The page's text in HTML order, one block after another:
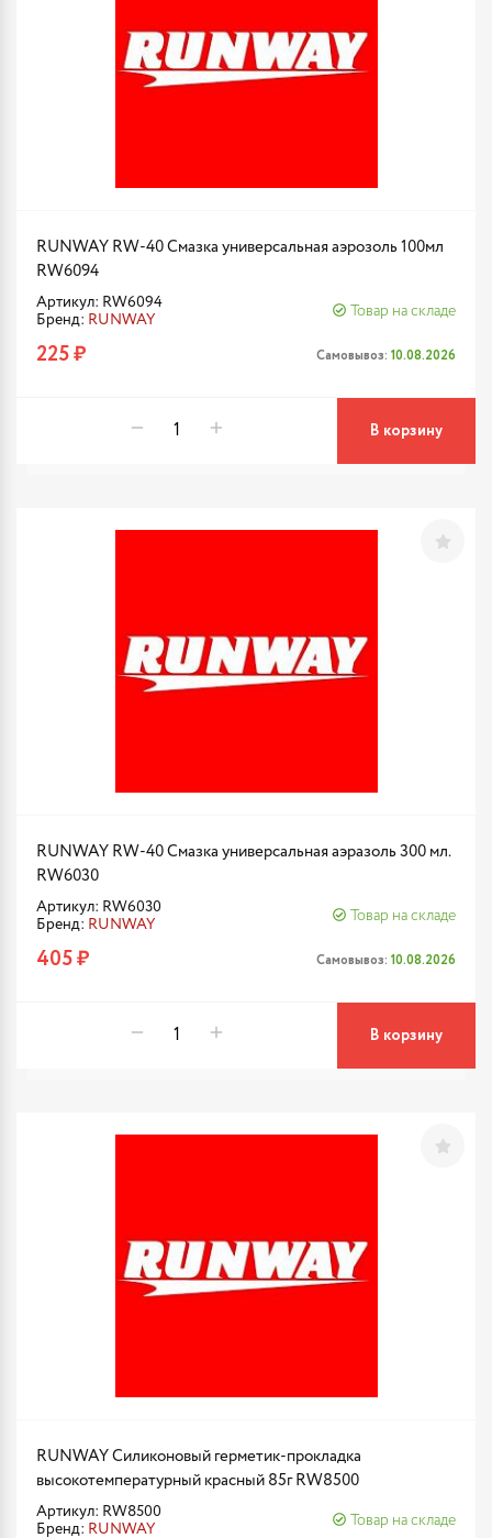
RUNWAY RW-40 Смазка универсальная аэрозоль 100мл
RW6094
Артикул: RW6094
Бренд: RUNWAY
Товар на складе
225 ₽ Самовывоз: 10.08.2026
В корзину
RUNWAY RW-40 Смазка универсальная аэразоль 300 мл.
RW6030
Артикул: RW6030
Бренд: RUNWAY
Товар на складе
405 ₽ Самовывоз: 10.08.2026
В корзину
RUNWAY Силиконовый герметик-прокладка
высокотемпературный красный 85г RW8500
Артикул: RW8500
Бренд: RUNWAY
Товар на складе